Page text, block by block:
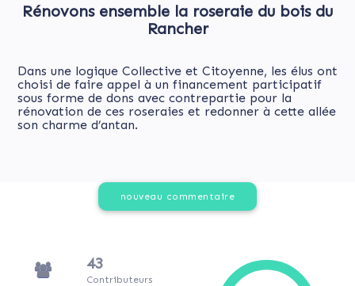
Rénovons ensemble la roseraie du bois du
Rancher
Dans une logique Collective et Citoyenne, les élus ont
choisi de faire appel à un financement participatif
sous forme de dons avec contrepartie pour la
rénovation de ces roseraies et redonner à cette allée
son charme d’antan.
nouveau commentaire
43
Contributeurs